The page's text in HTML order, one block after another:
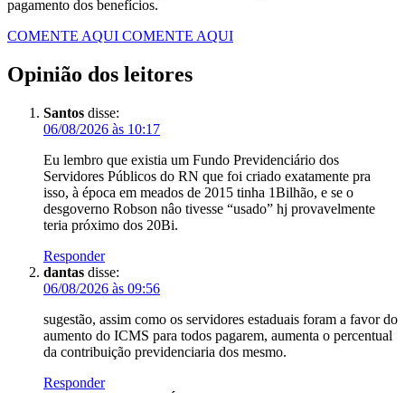
pagamento dos benefícios.
COMENTE AQUI COMENTE AQUI
Opinião dos leitores
Santos disse:
06/08/2026 às 10:17
Eu lembro que existia um Fundo Previdenciário dos
Servidores Públicos do RN que foi criado exatamente pra
isso, à época em meados de 2015 tinha 1Bilhão, e se o
desgoverno Robson nâo tivesse “usado” hj provavelmente
teria próximo dos 20Bi.
Responder
dantas disse:
06/08/2026 às 09:56
sugestão, assim como os servidores estaduais foram a favor do
aumento do ICMS para todos pagarem, aumenta o percentual
da contribuição previdenciaria dos mesmo.
Responder